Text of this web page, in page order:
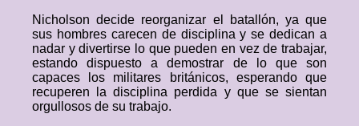
Nicholson decide reorganizar el batallón, ya que
sus hombres carecen de disciplina y se dedican a
nadar y divertirse lo que pueden en vez de trabajar,
estando dispuesto a demostrar de lo que son
capaces los militares británicos, esperando que
recuperen la disciplina perdida y que se sientan
orgullosos de su trabajo.